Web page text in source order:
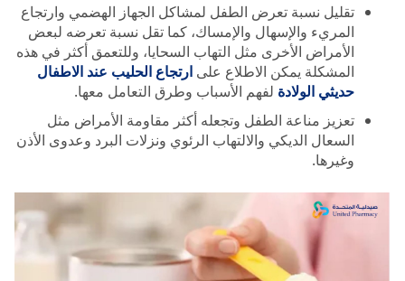
تقليل نسبة تعرض الطفل لمشاكل الجهاز الهضمي وارتجاع
المريء والإسهال والإمساك، كما تقل نسبة تعرضه لبعض
الأمراض الأخرى مثل التهاب السحايا، وللتعمق أكثر في هذه
المشكلة يمكن الاطلاع على ارتجاع الحليب عند الاطفال
حديثي الولادة لفهم الأسباب وطرق التعامل معها.
تعزيز مناعة الطفل وتجعله أكثر مقاومة الأمراض مثل
السعال الديكي والالتهاب الرئوي ونزلات البرد وعدوى الأذن
وغيرها.